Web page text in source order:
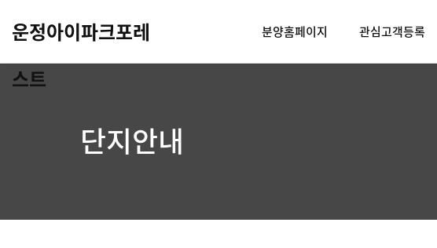
운정아이파크포레
스트
분양홈페이지 관심고객등록
단지안내